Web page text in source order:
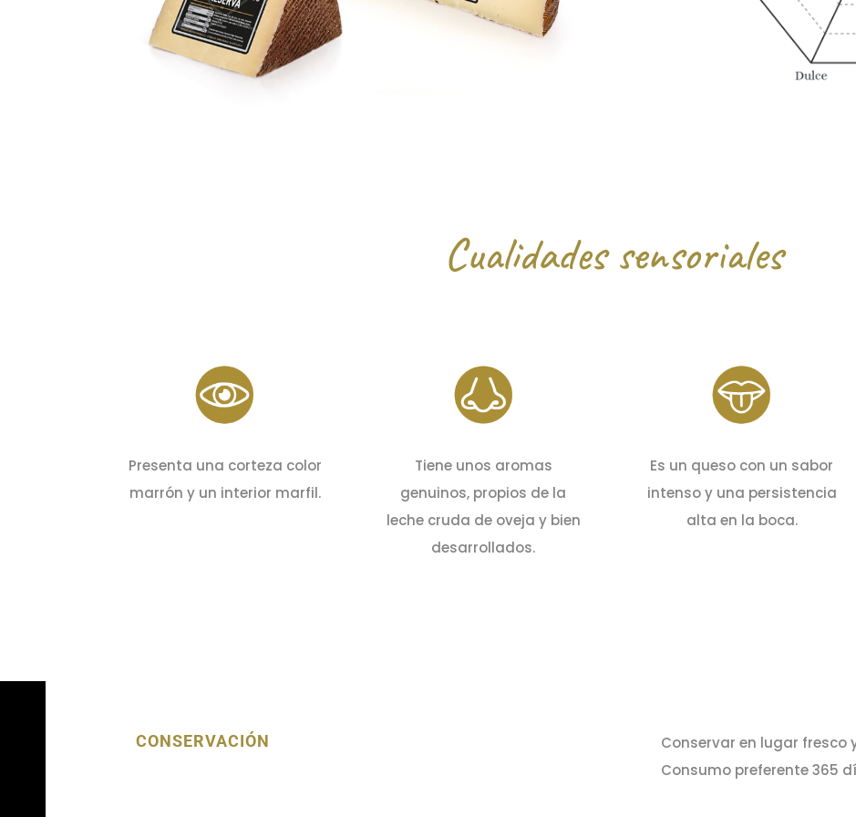
Cualidades sensoriales
Presenta una corteza color
marrón y un interior marfil.
Tiene unos aromas
genuinos, propios de la
leche cruda de oveja y bien
desarrollados.
Es un queso con un sabor
intenso y una persistencia
alta en la boca.
CONSERVACIÓN
Conservar en lugar fresco
Consumo preferente 365